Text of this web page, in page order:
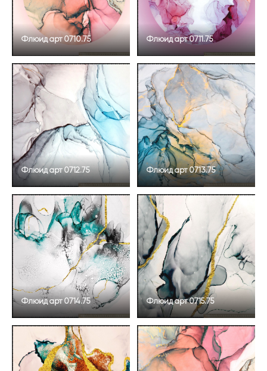
Флюид арт 0710.75 Флюид арт 0711.75
Флюид арт 0712.75 Флюид арт 0713.75
Флюид арт 0714.75 Флюид арт 0715.75